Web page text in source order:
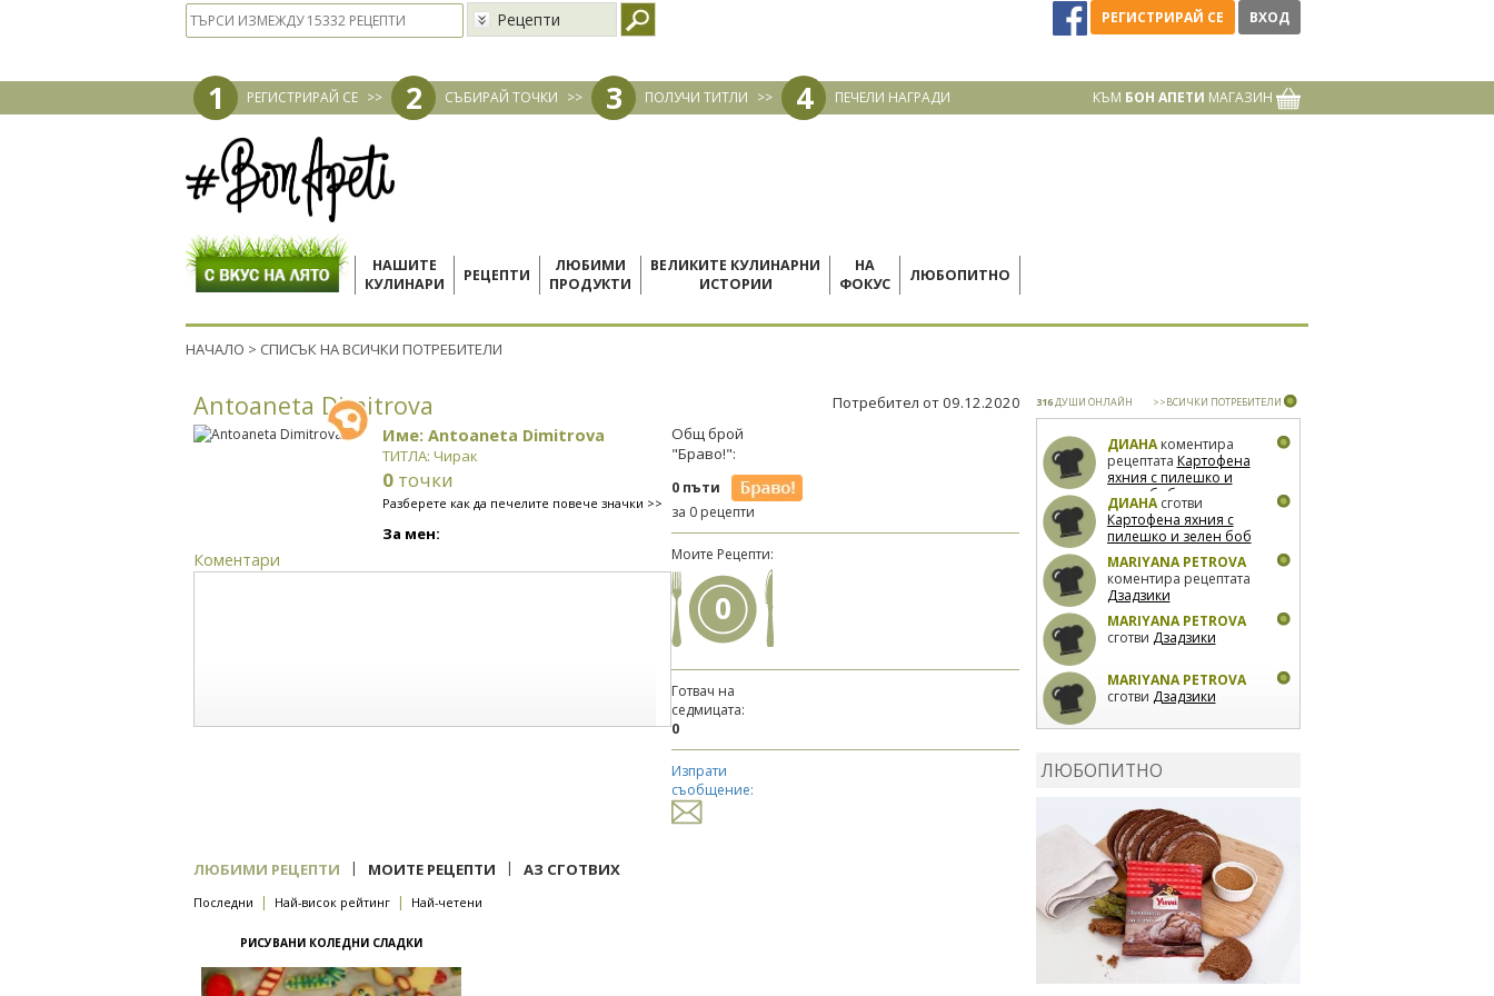
Рецепти РЕГИСТРИРАЙ СЕ ВХОД
1 РЕГИСТРИРАЙ СЕ >> 2 СЪБИРАЙ ТОЧКИ >> 3 ПОЛУЧИ ТИТЛИ >> 4 ПЕЧЕЛИ НАГРАДИ КЪМ БОН АПЕТИ МАГАЗИН
НАШИТЕ
КУЛИНАРИ
РЕЦЕПТИ
ЛЮБИМИ
ПРОДУКТИ
ВЕЛИКИТЕ КУЛИНАРНИ
ИСТОРИИ
НА
ФОКУС
ЛЮБОПИТНО
НАЧАЛО > СПИСЪК НА ВСИЧКИ ПОТРЕБИТЕЛИ
Antoaneta Dimitrova Потребител от 09.12.2020
Име: Antoaneta Dimitrova
ТИТЛА: Чирак
0 точки
Разберете как да печелите повече значки >>
За мен:
Коментари
Общ брой
"Браво!":
0 пъти
за 0 рецепти
Моите Рецепти:
0
Готвач на
седмицата:
0
Изпрати
съобщение:
ЛЮБИМИ РЕЦЕПТИ | МОИТЕ РЕЦЕПТИ | АЗ СГОТВИХ
Последни | Най-висок рейтинг | Най-четени
РИСУВАНИ КОЛЕДНИ СЛАДКИ
316ДУШИ ОНЛАЙН >>ВСИЧКИ ПОТРЕБИТЕЛИ
ДИАНАкоментира
рецептата Картофена
яхния с пилешко и
зелен боб
ДИАНАсготви
Картофена яхния с
пилешко и зелен боб
MARIYANA PETROVA
коментира рецептата
Дзадзики
MARIYANA PETROVA
сготви Дзадзики
MARIYANA PETROVA
сготви Дзадзики
фурна
рецептатаСвински
ребра с печени
картофи
ЛЮБОПИТНО